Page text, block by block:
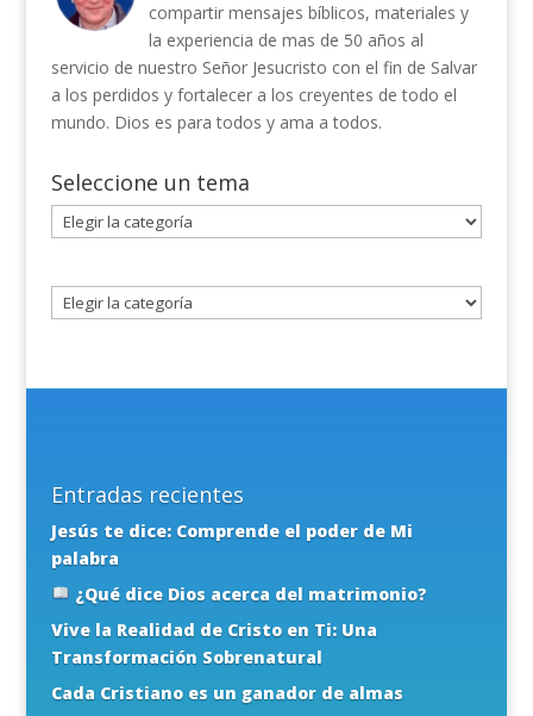
compartir mensajes bíblicos, materiales y
la experiencia de mas de 50 años al
servicio de nuestro Señor Jesucristo con el fin de Salvar
a los perdidos y fortalecer a los creyentes de todo el
mundo. Dios es para todos y ama a todos.
Seleccione un tema
Seleccione
un
Entradas recientes
Jesús te dice: Comprende el poder de Mi
palabra
¿Qué dice Dios acerca del matrimonio?
Vive la Realidad de Cristo en Ti: Una
Transformación Sobrenatural
Cada Cristiano es un ganador de almas